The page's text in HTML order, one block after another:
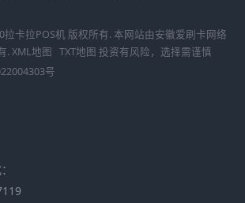
拉卡拉POS机 版权所有. 本网站由安徽爱刷卡网络
. XML地图 TXT地图 投资有风险，选择需谨慎
号